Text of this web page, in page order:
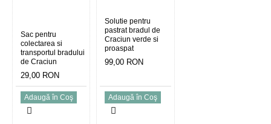
Sac pentru
colectarea si
transportul bradului
de Craciun
29,00 RON
Adaugă în Coş
Solutie pentru
pastrat bradul de
Craciun verde si
proaspat
99,00 RON
Adaugă în Coş